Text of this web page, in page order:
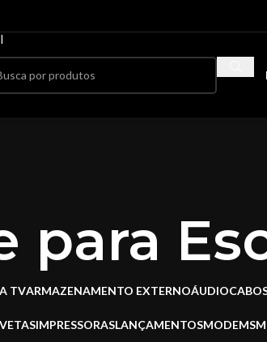
para
TVARMAZENAMENTO EXTERNOÁUDIO
IMPRESSORASLANÇAMENTOSMODEMS